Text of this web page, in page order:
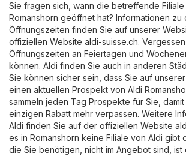
Sie fragen sich, wann die betreffende Filiale
Romanshorn geöffnet hat? Informationen zu
Öffnungszeiten finden Sie auf unserer
offiziellen Website aldi-suisse.ch.
Öffnungszeiten an Feiertagen und
können. Aldi finden Sie auch in anderen
Sie können sicher sein, dass Sie auf
einen aktuellen Prospekt von Aldi
sammeln jeden Tag Prospekte für Sie,
einzigen Rabatt mehr verpassen. Weitere
Aldi finden Sie auf der offiziellen Website
es in Romanshorn keine Filiale von Aldi gibt
die Sie benötigen, nicht im Angebot sind, ist